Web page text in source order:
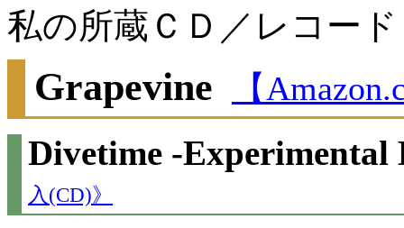
私の所蔵ＣＤ／レコード
Grapevine 【
Divetime -
入(CD)》